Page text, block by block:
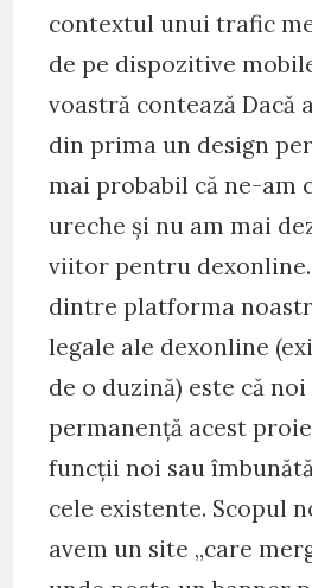
contextul unui trafic
de pe dispozitive
voastră contează Dacă
din prima un design
mai probabil că ne-am
ureche și nu am mai
viitor pentru
dintre platforma
legale ale dexonline
de o duzină) este că
permanență acest
funcții noi sau
cele existente. Scopul
avem un site „care